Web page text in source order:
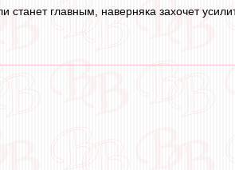
главным, наверняка захочет